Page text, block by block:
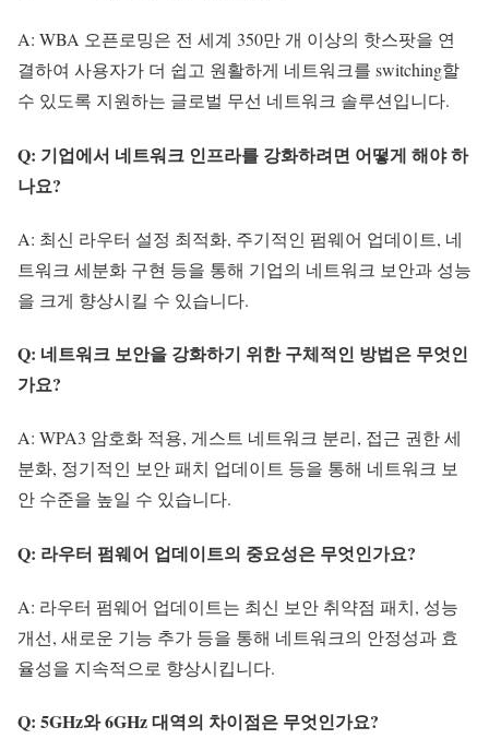
A: WBA 오픈로밍은 전 세계 350만 개 이상의 핫스팟을 연
결하여 사용자가 더 쉽고 원활하게 네트워크를 switching할
수 있도록 지원하는 글로벌 무선 네트워크 솔루션입니다.
Q: 기업에서 네트워크 인프라를 강화하려면 어떻게 해야 하
나요?
A: 최신 라우터 설정 최적화, 주기적인 펌웨어 업데이트, 네
트워크 세분화 구현 등을 통해 기업의 네트워크 보안과 성능
을 크게 향상시킬 수 있습니다.
Q: 네트워크 보안을 강화하기 위한 구체적인 방법은 무엇인
가요?
A: WPA3 암호화 적용, 게스트 네트워크 분리, 접근 권한 세
분화, 정기적인 보안 패치 업데이트 등을 통해 네트워크 보
안 수준을 높일 수 있습니다.
Q: 라우터 펌웨어 업데이트의 중요성은 무엇인가요?
A: 라우터 펌웨어 업데이트는 최신 보안 취약점 패치, 성능
개선, 새로운 기능 추가 등을 통해 네트워크의 안정성과 효
율성을 지속적으로 향상시킵니다.
Q: 5GHz와 6GHz 대역의 차이점은 무엇인가요?